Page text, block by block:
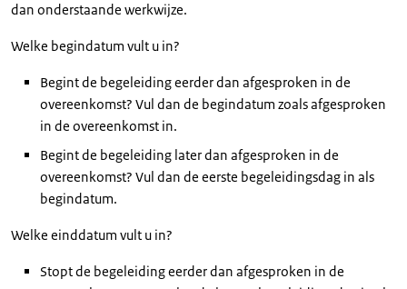
dan onderstaande werkwijze.
Welke begindatum vult u in?
Begint de begeleiding eerder dan afgesproken in de
overeenkomst? Vul dan de begindatum zoals afgesproken
in de overeenkomst in.
Begint de begeleiding later dan afgesproken in de
overeenkomst? Vul dan de eerste begeleidingsdag in als
begindatum.
Welke einddatum vult u in?
Stopt de begeleiding eerder dan afgesproken in de